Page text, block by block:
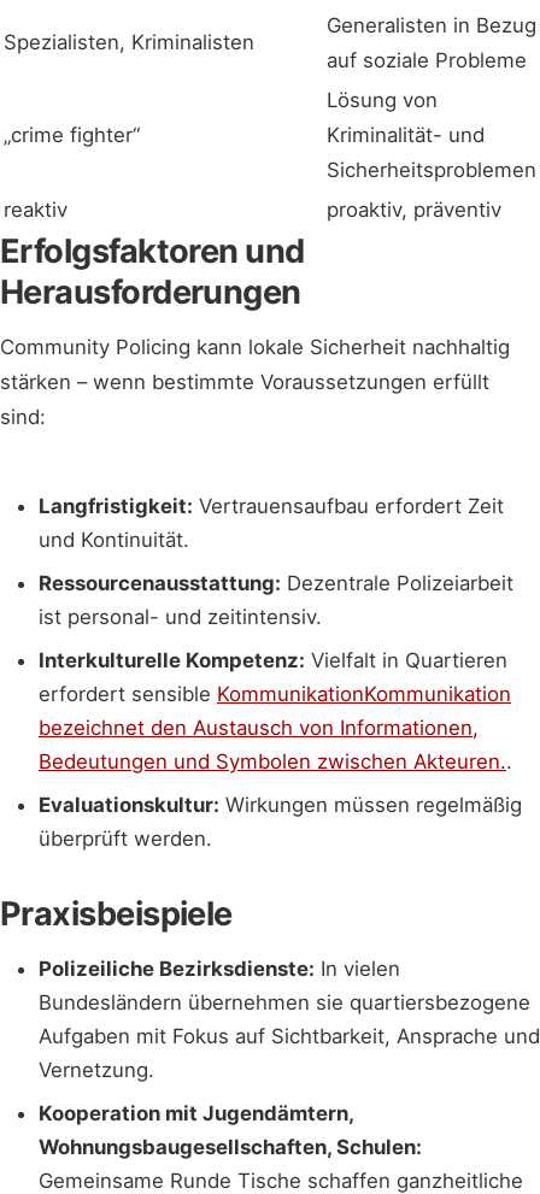
Spezialisten, Kriminalisten
Generalisten in Bezug
auf soziale Probleme
„crime fighter“
Lösung von
Kriminalität- und
Sicherheitsproblemen
reaktiv
proaktiv, präventiv
Erfolgsfaktoren und
Herausforderungen
Community Policing kann lokale Sicherheit nachhaltig
stärken – wenn bestimmte Voraussetzungen erfüllt
sind:
Langfristigkeit: Vertrauensaufbau erfordert Zeit
und Kontinuität.
Ressourcenausstattung: Dezentrale Polizeiarbeit
ist personal- und zeitintensiv.
Interkulturelle Kompetenz: Vielfalt in Quartieren
erfordert sensible KommunikationKommunikation
bezeichnet den Austausch von Informationen,
Bedeutungen und Symbolen zwischen Akteuren..
Evaluationskultur: Wirkungen müssen regelmäßig
überprüft werden.
Praxisbeispiele
Polizeiliche Bezirksdienste: In vielen
Bundesländern übernehmen sie quartiersbezogene
Aufgaben mit Fokus auf Sichtbarkeit, Ansprache und
Vernetzung.
Kooperation mit Jugendämtern,
Wohnungsbaugesellschaften, Schulen:
Gemeinsame Runde Tische schaffen ganzheitliche